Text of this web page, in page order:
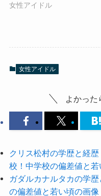
女性アイドル
女性アイドル
よかった
クリス松村の学歴と経
校！中学校の偏差値と
ガダルカナルタカの学
の偏差値と若い頃の画像